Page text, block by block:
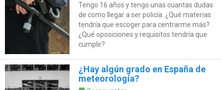
Tengo 16 años y tengo unas cuantas dudas
de como llegar a ser policía. ¿Qué materias
tendría que escoger para centrarme más?
¿Qué oposiciones y requisitos tendría que
cumplir?
¿Hay algún grado en España de
meteorología?